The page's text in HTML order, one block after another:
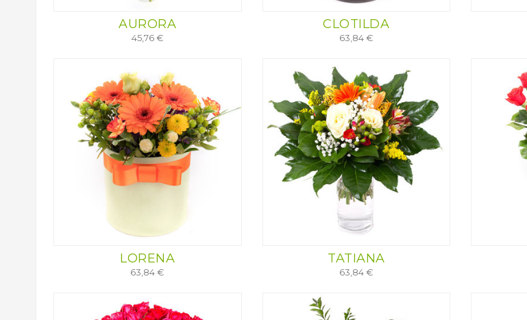
AURORA
45,76 €
CLOTILDA
63,84 €
LORENA
63,84 €
TATIANA
63,84 €